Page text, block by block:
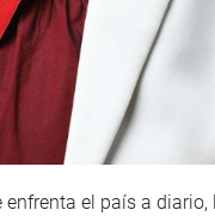
el país a